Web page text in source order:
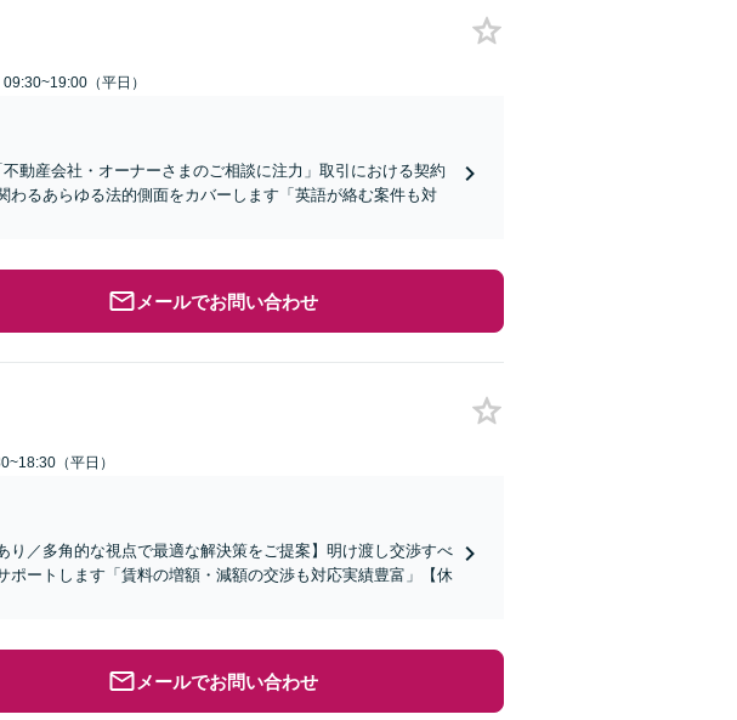
（平日）
動産会社・オーナーさまのご相談に注力」取引における契約
るあらゆる法的側面をカバーします「英語が絡む案件も対
メールでお問い合わせ
（平日）
り／多角的な視点で最適な解決策をご提案】明け渡し交渉すべ
ートします「賃料の増額・減額の交渉も対応実績豊富」【休
メールでお問い合わせ